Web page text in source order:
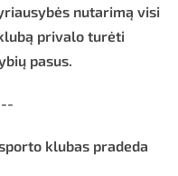
nutarimą visi
privalo turėti
pasus.
klubas pradeda